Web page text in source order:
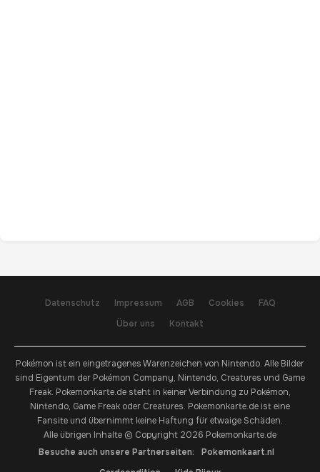
Datenschutz Impressum AGB Cookies
FAQ
Über uns
Kontakt
Pokémon ist ein eingetragenes Warenzeichen von Nintendo. Alle Bilder
sind Eigentum der Pokémon Company, Nintendo, Creatures und Game
Freak. Pokemonkarte.de steht in keiner Verbindung zu Pokémon,
Nintendo, Game Freak oder Creatures. Pokemonkarte.de ist eine
Fansite und übernimmt keine Haftung für etwaige Schäden.
Alle übrigen Inhalte © Copyright 2026 Pokemonkarte.de
Besuche auch unsere Partnerseiten:
Pokemonkaart.nl